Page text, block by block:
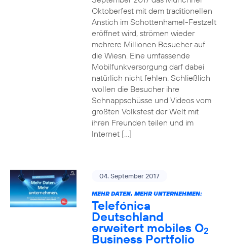
Oktoberfest mit dem traditionellen
Anstich im Schottenhamel-Festzelt
eröffnet wird, strömen wieder
mehrere Millionen Besucher auf
die Wiesn. Eine umfassende
Mobilfunkversorgung darf dabei
natürlich nicht fehlen. Schließlich
wollen die Besucher ihre
Schnappschüsse und Videos vom
größten Volksfest der Welt mit
ihren Freunden teilen und im
Internet […]
04. September 2017
MEHR DATEN, MEHR UNTERNEHMEN:
Telefónica
Deutschland
erweitert mobiles O2
Business Portfolio